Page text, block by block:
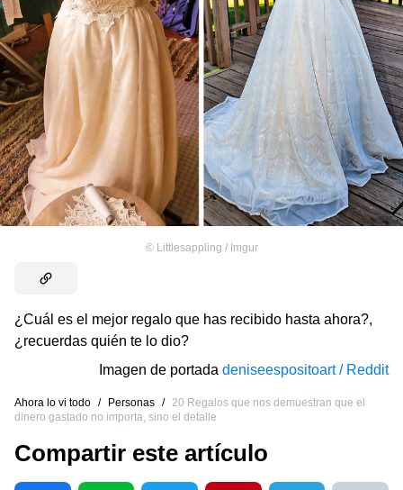
© Littlesappling / Imgur
¿Cuál es el mejor regalo que has recibido hasta ahora?,
¿recuerdas quién te lo dio?
Imagen de portada deniseespositoart / Reddit
Ahora lo vi todo / Personas / 20 Regalos que nos demuestran que el
dinero gastado no importa, sino el detalle
Compartir este artículo